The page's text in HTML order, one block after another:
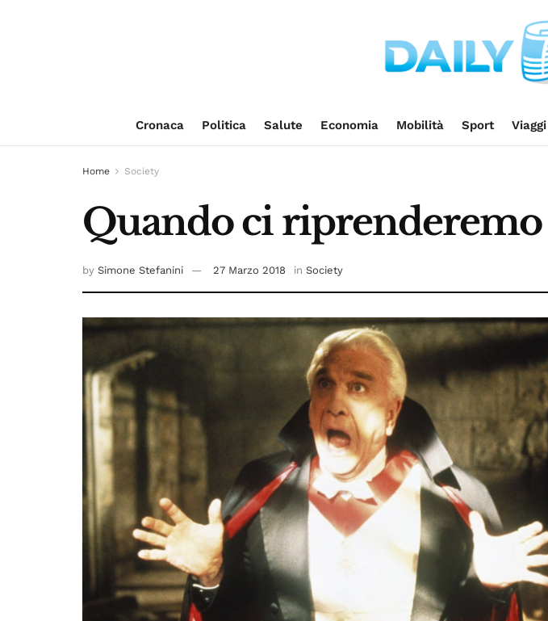
Cronaca Politica Salute Economia Mobilità Sport Viaggi
Home Society
Quando ci riprenderemo
by Simone Stefanini 27 Marzo 2018 in Society